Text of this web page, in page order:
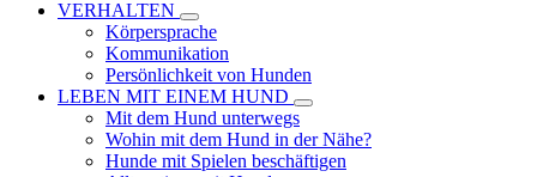
VERHALTEN
Körpersprache
Kommunikation
Persönlichkeit von Hunden
LEBEN MIT EINEM HUND
Mit dem Hund unterwegs
Wohin mit dem Hund in der Nähe?
Hunde mit Spielen beschäftigen